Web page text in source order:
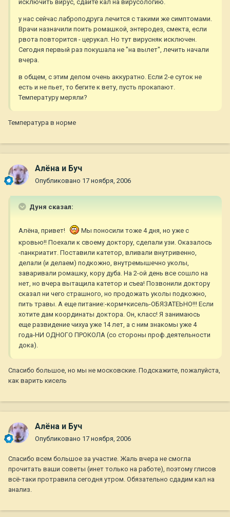
исключить вирус, сдайте кал на вирусологию.
у нас сейчас лаброподруга лечится с такими же симптомами.
Врачи назначили поить ромашкой, энтеродез, смекта, если
рвота повторится - церукал. Но тут вирусняк исключен.
Сегодня первый раз покушала не "на вылет", лечить начали
вчера.
в общем, с этим делом очень аккуратно. Если 2-е суток не
есть и не пьет, то бегите к вету, пусть прокапают.
Температуру меряли?
Температура в норме
Алёна и Буч
Опубликовано 17 ноября, 2006
Дуня сказал:
Алёна, привет!
Мы поносили тоже 4 дня, но уже с
кровью!! Поехали к своему доктору, сделали узи. Оказалось
-панкриатит. Поставили катетор, вливали внутривенно,
делали (и делаем) подкожно, внутремышечно уколы,
заваривали ромашку, кору дуба. На 2-ой день все сошло на
нет, но вчера вытащила катетор и съеа! Позвонили доктору
сказал ни чего страшного, но продожать уколы подкожно,
пить травы. А еще питание:-корм+кисель-ОБЯЗАТЕЬНО!!! Если
хотите дам координаты доктора. Он, класс! Я занимаюсь
еще развидение чихуа уже 14 лет, а с ним знакомы уже 4
года-НИ ОДНОГО ПРОКОЛА (со стороны проф.деятельности
дока).
Спасибо большое, но мы не московские. Подскажите, пожалуйста,
как варить кисель
Алёна и Буч
Опубликовано 17 ноября, 2006
Спасибо всем большое за участие. Жаль вчера не смогла
прочитать ваши советы (инет только на работе), поэтому глисов
всё-таки протравила сегодня утром. Обязательно сдадим кал на
анализ.